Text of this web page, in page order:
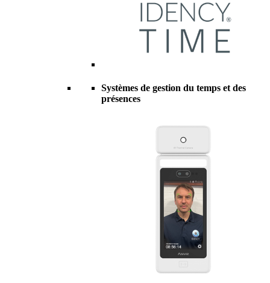
Systèmes de gestion du temps et des
présences